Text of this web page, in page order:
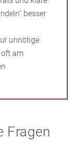
besser
unnötige
oft am
Fragen